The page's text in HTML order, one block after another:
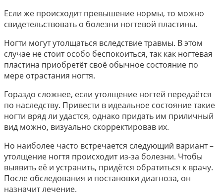
Если же происходит превышение нормы, то можно
свидетельствовать о болезни ногтевой пластины.
Ногти могут утолщаться вследствие травмы. В этом
случае не стоит особо беспокоиться, так как ногтевая
пластина приобретёт своё обычное состояние по
мере отрастания ногтя.
Гораздо сложнее, если утолщение ногтей передаётся
по наследству. Привести в идеальное состояние такие
ногти вряд ли удастся, однако придать им приличный
вид можно, визуально скорректировав их.
Но наиболее часто встречается следующий вариант –
утолщение ногтя происходит из-за болезни. Чтобы
выявить её и устранить, придётся обратиться к врачу.
После обследования и постановки диагноза, он
назначит лечение.